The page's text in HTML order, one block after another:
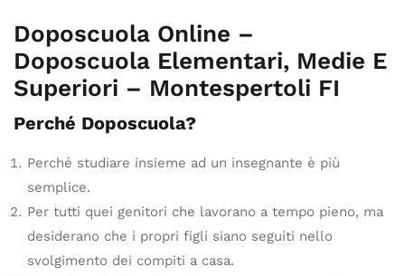
Doposcuola Online –
Doposcuola Elementari, Medie E
Superiori – Montespertoli FI
Perché Doposcuola?
Perché studiare insieme ad un insegnante è più
semplice.
Per tutti quei genitori che lavorano a tempo pieno, ma
desiderano che i propri figli siano seguiti nello
svolgimento dei compiti a casa.